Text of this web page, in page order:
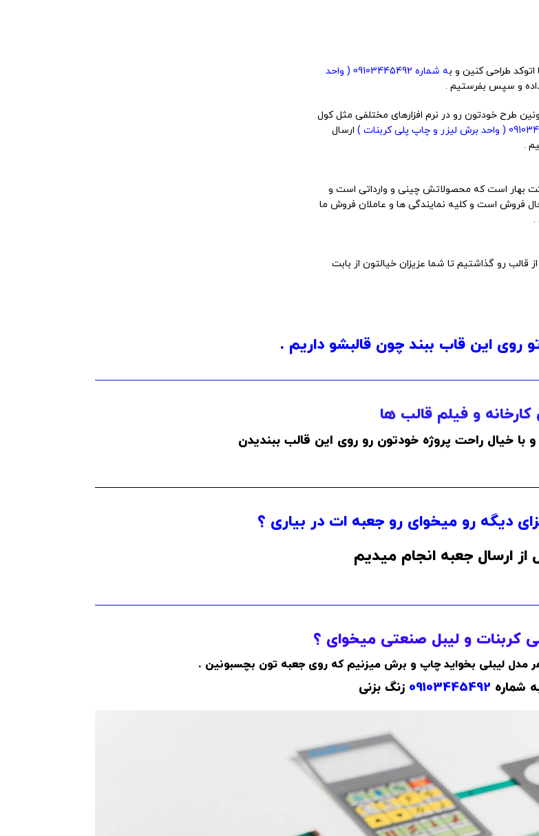
طراحی کنین و ب
ه شماره 09103445492 ( واحد
داده و سپس بفرستیم .
طرح خودتون رو در نرم افزارهای مختلفی مثل کول
ارسال
.
بهار است که محصولاتش چینی و وارداتی است و
فروش است و کلیه نمایندگی ها و عاملان فروش ما
.
رو گذاشتیم تا شما عزیزان خیالتون از بابت
روی این قاب ببند چون قالبشو داریم .
و فیلم قالب ها
خیال راحت پروژه خودتون رو روی این قالب ببندیدن
دیگه رو میخوای رو جعبه ات در بیاری ؟
از ارسال جعبه انجام میدیم
کربنات و لیبل صنعتی میخوای ؟
مدل لیبلی بخواید چاپ و برش میزنیم که روی جعبه تون بچسبونین .
شماره 09103445492 زنگ بزنی